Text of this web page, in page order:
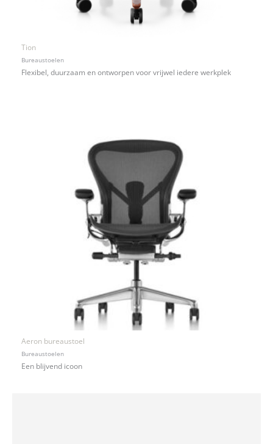
Tion
Bureaustoelen
Flexibel, duurzaam en ontworpen voor vrijwel iedere werkplek
Aeron bureaustoel
Bureaustoelen
Een blijvend icoon